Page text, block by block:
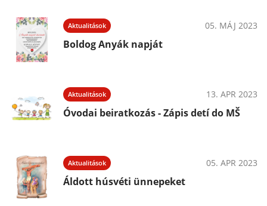
Aktualitások 05. MÁJ 2023
Boldog Anyák napját
Aktualitások 13. APR 2023
Óvodai beiratkozás - Zápis detí do MŠ
Aktualitások 05. APR 2023
Áldott húsvéti ünnepeket